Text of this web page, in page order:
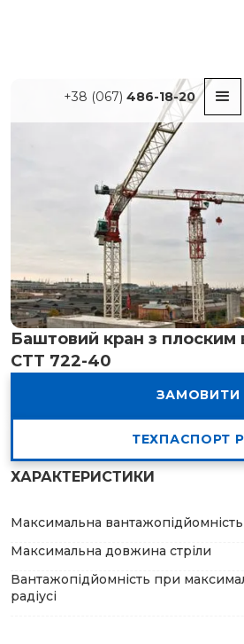
+38 (067) 486-18-20
Баштовий кран з плоским
CTT 722-40
ЗАМОВИТИ
ТЕХПАСПОРТ
ХАРАКТЕРИСТИКИ
Максимальна вантажопідйомність
Максимальна довжина стріли
Вантажопідйомність при
радіусі